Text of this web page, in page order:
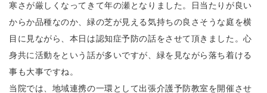
寒さが厳しくなってきて年の瀬となりました。日当たりが良い
からか品種なのか、緑の芝が見える気持ちの良さそうな庭を横
目に見ながら、本日は認知症予防の話をさせて頂きました。心
身共に活動をという話が多いですが、緑を見ながら落ち着ける
事も大事ですね。
当院では、地域連携の一環として出張介護予防教室を開催させ